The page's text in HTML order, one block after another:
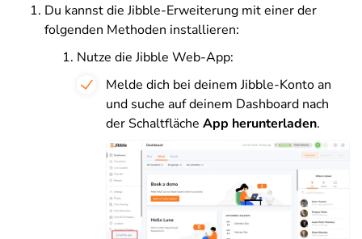
Du kannst die Jibble-Erweiterung mit einer der
folgenden Methoden installieren:
Nutze die Jibble Web-App:
Melde dich bei deinem Jibble-Konto an
und suche auf deinem Dashboard nach
der Schaltfläche App herunterladen.